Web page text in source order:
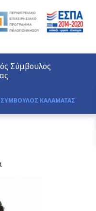
Σύμβουλος
ΚΑΛΑΜΑΤΑΣ